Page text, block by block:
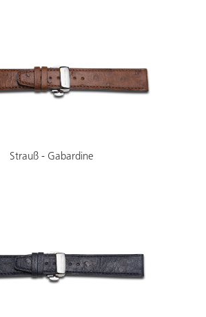
Strauß - Gabardine